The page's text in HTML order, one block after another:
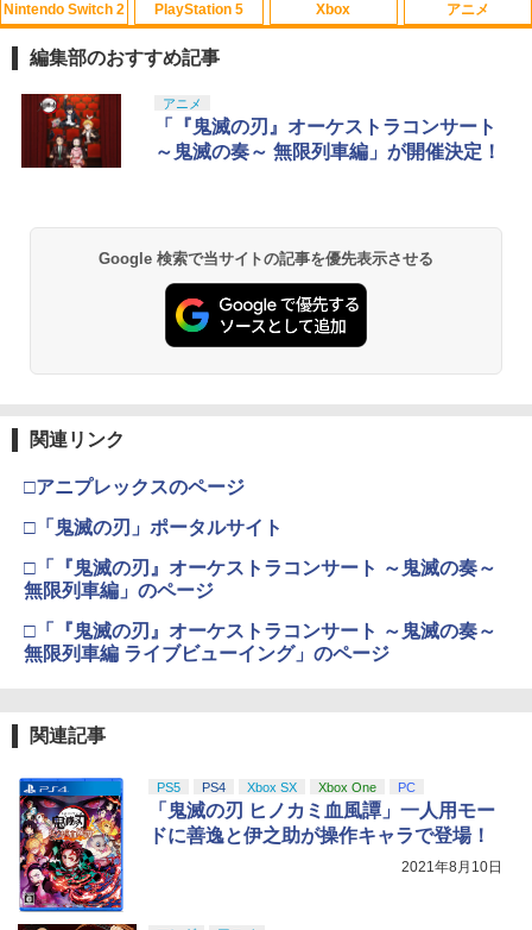
1
映画『THE FIRST SLAM DUNK』 STAN
DARD EDITION【Blu-ray】（早期予約
特典なし） [ 井上雄彦 ]
￥3,850
￥4,118
おしり前マン～復活のおしり前帝国～ Bl
u-ray BOX【Blu-ray】 [ 谷口崇 ]
￥6,864
5
￥7,550
Nintendo Switch 2
1
スプラトゥーン レイダース|オンライン
コード版
スプラトゥーン レイダース -Switch2
￥6,445
3
￥55,871
4
ニンテンドープリペイド番号 9000円|オ
￥9,000
￥5,000
PlayStation 5
1
PlayStation 5 デジタル・エディション
日本語専用 Console Language: Japan
ese only (CFI-2200B01)
プロダクトコード 封入
￥7,286
3
4
【純正品】DualSense ワイヤレスコン
ZCT2J01)
トローラー(CFI-ZCT2J)
￥10,737
Xbox
1
【純正品】Xbox ワイヤレス コントロー
ラー + USB-C® ケーブル
【純正品】Xbox ワイヤレス コントロー
￥7,681
4
【純正品】Xbox ワイヤレス コントロー
ラー (カーボンブラック)
￥8,020
5
￥18,500
アニメ
1
【Amazon.co.jp限定】劇場版モノノ怪
第三章 蛇神 (Amazon.co.jp限定オリジ
ナル三方背収納ケース付きコレクション)
(オリジナル特典:オリジナル巾着＋メー
ボード付) [Blu-ray]
￥10,780
窩座再来 通常版 [Blu-ray]
3
劇場版「鬼滅の刃」無限城編 第一章 猗
窩座再来 通常版 [DVD]
￥3,523
5
【Amazon.co.jp限定】劇場版モノノ怪
第三章 蛇神 (オリジナル特典:オリジナル
編集部のおすすめ記事
アニメ
「『鬼滅の刃』オーケストラコンサート
～鬼滅の奏～ 無限列車編」が開催決定！
Google 検索で当サイトの記事を優先表示させる
関連リンク
□アニプレックスのページ
□「鬼滅の刃」ポータルサイト
□「『鬼滅の刃』オーケストラコンサート ～鬼滅の奏～
無限列車編」のページ
□「『鬼滅の刃』オーケストラコンサート ～鬼滅の奏～
無限列車編 ライブビューイング」のページ
関連記事
PS5 PS4 Xbox SX Xbox One PC
「鬼滅の刃 ヒノカミ血風譚」一人用モー
ドに善逸と伊之助が操作キャラで登場！
2021年8月10日